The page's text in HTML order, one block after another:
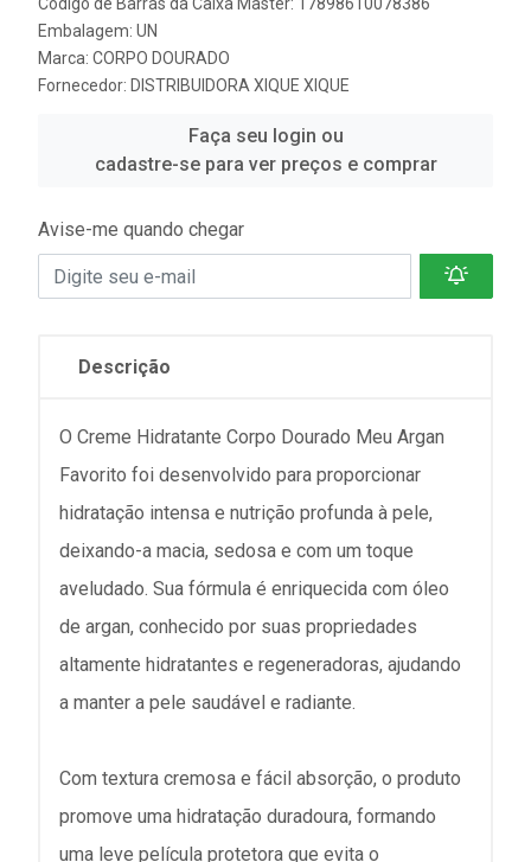
Embalagem: UN
Marca: CORPO DOURADO
Fornecedor: DISTRIBUIDORA XIQUE XIQUE
Faça seu login ou
cadastre-se para ver preços e comprar
Avise-me quando chegar
Descrição
O Creme Hidratante Corpo Dourado Meu Argan
Favorito foi desenvolvido para proporcionar
hidratação intensa e nutrição profunda à pele,
deixando-a macia, sedosa e com um toque
aveludado. Sua fórmula é enriquecida com óleo
de argan, conhecido por suas propriedades
altamente hidratantes e regeneradoras, ajudando
a manter a pele saudável e radiante.
Com textura cremosa e fácil absorção, o produto
promove uma hidratação duradoura, formando
uma leve película protetora que evita o